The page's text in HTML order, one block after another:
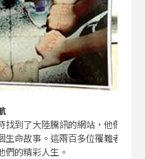
到了大陸騰訊的網站，他們
命故事。這兩百多位罹難者
們的精彩人生。